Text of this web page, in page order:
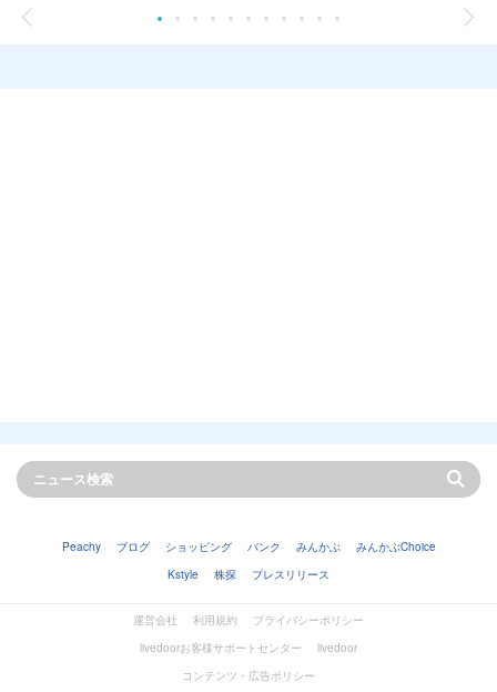
Peachy ブログ ショッピング バンク みんかぶ
みんかぶChoice
Kstyle
株探 プレスリリース
運営会社 利用規約
プライバシーポリシー
livedoorお客様サポートセンター
livedoor
コンテンツ・広告ポリシー